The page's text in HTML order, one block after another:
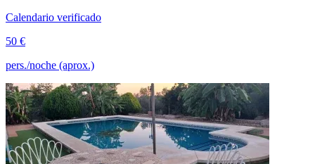
Calendario verificado
50 €
pers./noche (aprox.)